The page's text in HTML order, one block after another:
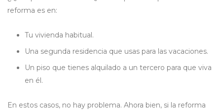
reforma es en:
Tu vivienda habitual.
Una segunda residencia que usas para las vacaciones.
Un piso que tienes alquilado a un tercero para que viva
en él.
En estos casos, no hay problema. Ahora bien, si la reforma